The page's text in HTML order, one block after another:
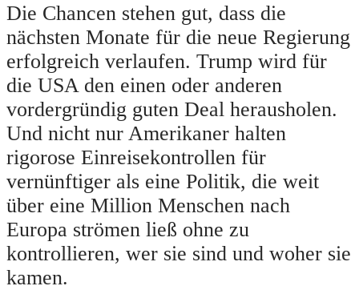
Die Chancen stehen gut, dass die
nächsten Monate für die neue Regierung
erfolgreich verlaufen. Trump wird für
die USA den einen oder anderen
vordergründig guten Deal herausholen.
Und nicht nur Amerikaner halten
rigorose Einreisekontrollen für
vernünftiger als eine Politik, die weit
über eine Million Menschen nach
Europa strömen ließ ohne zu
kontrollieren, wer sie sind und woher sie
kamen.